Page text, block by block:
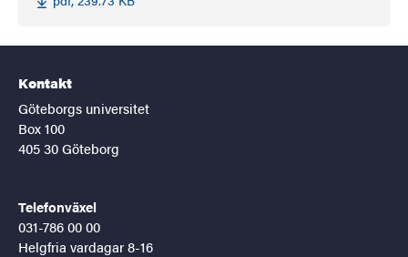
Kontakt
Göteborgs universitet
Box 100
405 30 Göteborg
Telefonväxel
031-786 00 00
Helgfria vardagar 8-16